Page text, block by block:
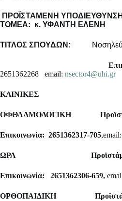
ΠΡΟΪΣΤΑΜΕΝΗ
ΤΟΜΕΑ: κ. ΥΦΑΝΤΗ ΕΛΕΝΗ
ΤΙΤΛΟΣ ΣΠΟΥΔΩΝ:
2651362268 email: nsector4@uhi.gr
ΚΛΙΝΙΚΕΣ
ΟΦΘΑΛΜΟΛΟΓΙΚΗ
Επικοινωνία: 2651362317-705,email:
ΩΡΛ
Επικοινωνία: 2651362306-659,
ΟΡΘΟΠΑΙΔΙΚΗ